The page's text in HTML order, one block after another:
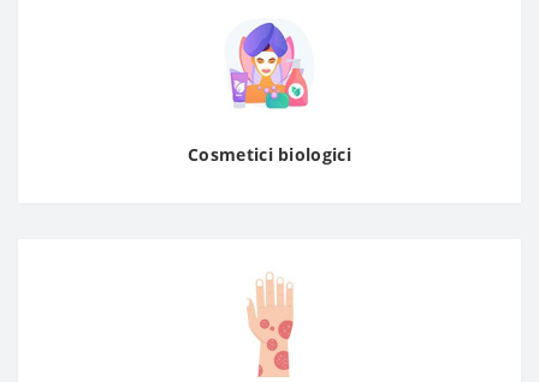
Cosmetici biologici